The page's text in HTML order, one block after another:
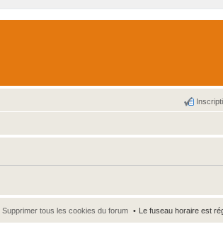
Le fuseau horaire est
Supprimer tous les cookies du forum